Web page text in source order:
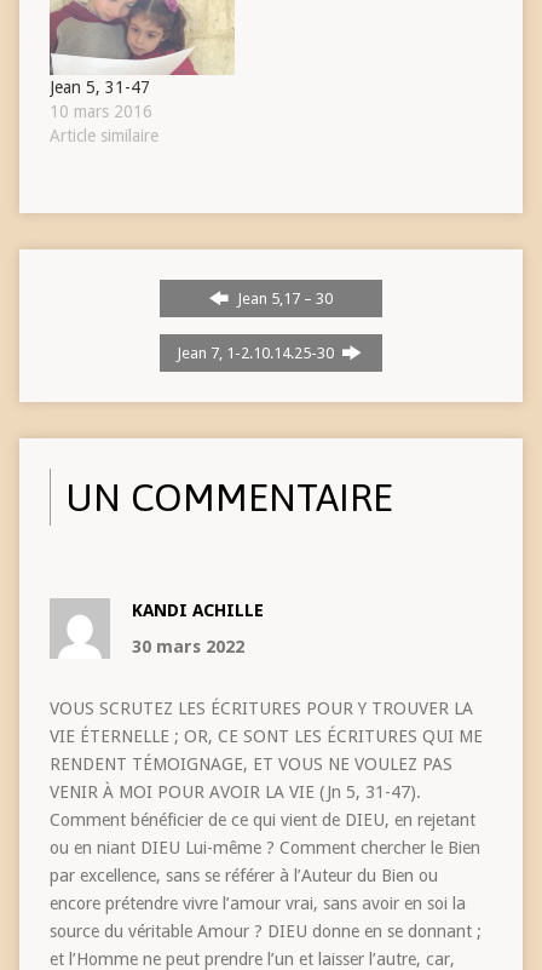
Jean 5, 31-47
10 mars 2016
Article similaire
Jean 5,17 – 30
Jean 7, 1-2.10.14.25-30
UN COMMENTAIRE
KANDI ACHILLE
30 mars 2022
VOUS SCRUTEZ LES ÉCRITURES POUR Y TROUVER LA
VIE ÉTERNELLE ; OR, CE SONT LES ÉCRITURES QUI ME
RENDENT TÉMOIGNAGE, ET VOUS NE VOULEZ PAS
VENIR À MOI POUR AVOIR LA VIE (Jn 5, 31-47).
Comment bénéficier de ce qui vient de DIEU, en rejetant
ou en niant DIEU Lui-même ? Comment chercher le Bien
par excellence, sans se référer à l’Auteur du Bien ou
encore prétendre vivre l’amour vrai, sans avoir en soi la
source du véritable Amour ? DIEU donne en se donnant ;
et l’Homme ne peut prendre l’un et laisser l’autre, car,